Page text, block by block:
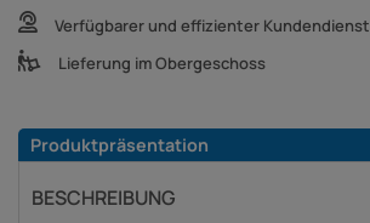
Verfügbarer und effizienter Kundendienst
Lieferung im Obergeschoss
Produktpräsentation
BESCHREIBUNG